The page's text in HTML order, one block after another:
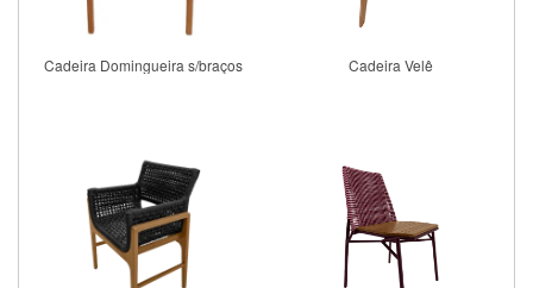
Cadeira Domingueira s/braços Cadeira Velê